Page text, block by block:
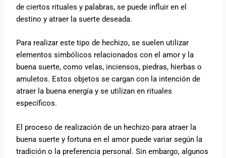
de ciertos rituales y palabras, se puede influir en el
destino y atraer la suerte deseada.
Para realizar este tipo de hechizo, se suelen utilizar
elementos simbólicos relacionados con el amor y la
buena suerte, como velas, inciensos, piedras, hierbas o
amuletos. Estos objetos se cargan con la intención de
atraer la buena energía y se utilizan en rituales
específicos.
El proceso de realización de un hechizo para atraer la
buena suerte y fortuna en el amor puede variar según la
tradición o la preferencia personal. Sin embargo, algunos